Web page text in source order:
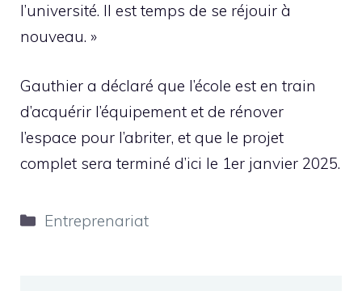
l’université. Il est temps de se réjouir à
nouveau. »
Gauthier a déclaré que l’école est en train
d’acquérir l’équipement et de rénover
l’espace pour l’abriter, et que le projet
complet sera terminé d’ici le 1er janvier 2025.
Catégories
Entreprenariat